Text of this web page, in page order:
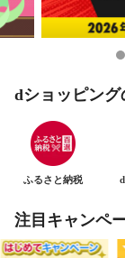
dショッピング
ふるさと納税
注目キャンペ